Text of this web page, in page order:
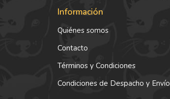
Información
Quiénes somos
Contacto
Términos y Condiciones
Condiciones de Despacho y Envío